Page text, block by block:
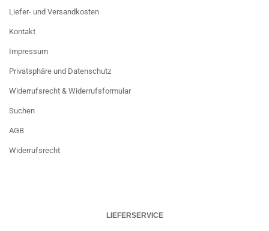
Liefer- und Versandkosten
Kontakt
Impressum
Privatsphäre und Datenschutz
Widerrufsrecht & Widerrufsformular
Suchen
AGB
Widerrufsrecht
LIEFERSERVICE